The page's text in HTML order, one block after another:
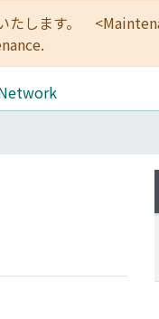
たします。